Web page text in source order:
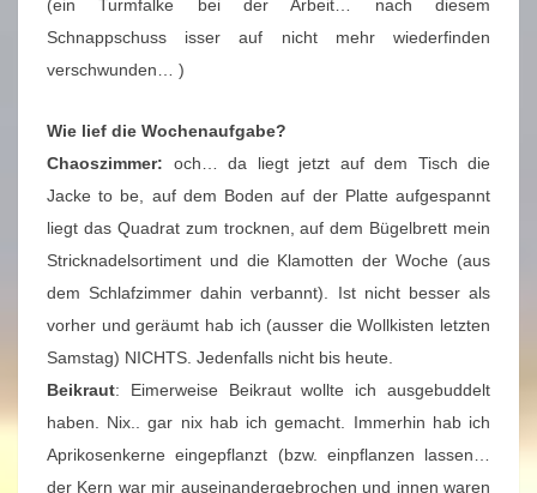
(ein Turmfalke bei der Arbeit… nach diesem
Schnappschuss isser auf nicht mehr wiederfinden
verschwunden… )
Wie lief die Wochenaufgabe?
Chaoszimmer: och… da liegt jetzt auf dem Tisch die
Jacke to be, auf dem Boden auf der Platte aufgespannt
liegt das Quadrat zum trocknen, auf dem Bügelbrett mein
Stricknadelsortiment und die Klamotten der Woche (aus
dem Schlafzimmer dahin verbannt). Ist nicht besser als
vorher und geräumt hab ich (ausser die Wollkisten letzten
Samstag) NICHTS. Jedenfalls nicht bis heute.
Beikraut: Eimerweise Beikraut wollte ich ausgebuddelt
haben. Nix.. gar nix hab ich gemacht. Immerhin hab ich
Aprikosenkerne eingepflanzt (bzw. einpflanzen lassen…
der Kern war mir auseinandergebrochen und innen waren